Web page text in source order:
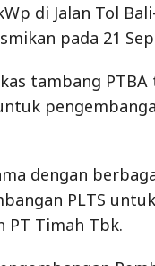
di Jalan Tol
pada 21
tambang
dengan
PLTS
PT Timah Tbk.